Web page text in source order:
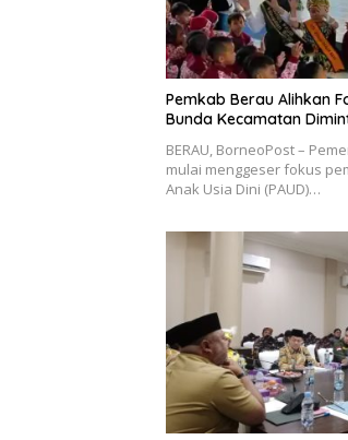
Pemkab Berau Alihkan
Bunda Kecamatan
BERAU, BorneoPost –
mulai menggeser fokus
Anak Usia Dini (PAUD)…